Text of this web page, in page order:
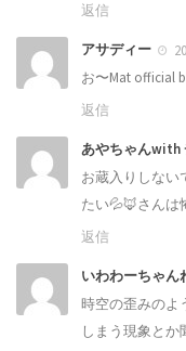
返信
アサディー
お〜Mat official
返信
あやちゃんwith
お蔵入りしない
たい💦🦊さんは
返信
いわわーちゃん
時空の歪みのよ
しまう現象とか